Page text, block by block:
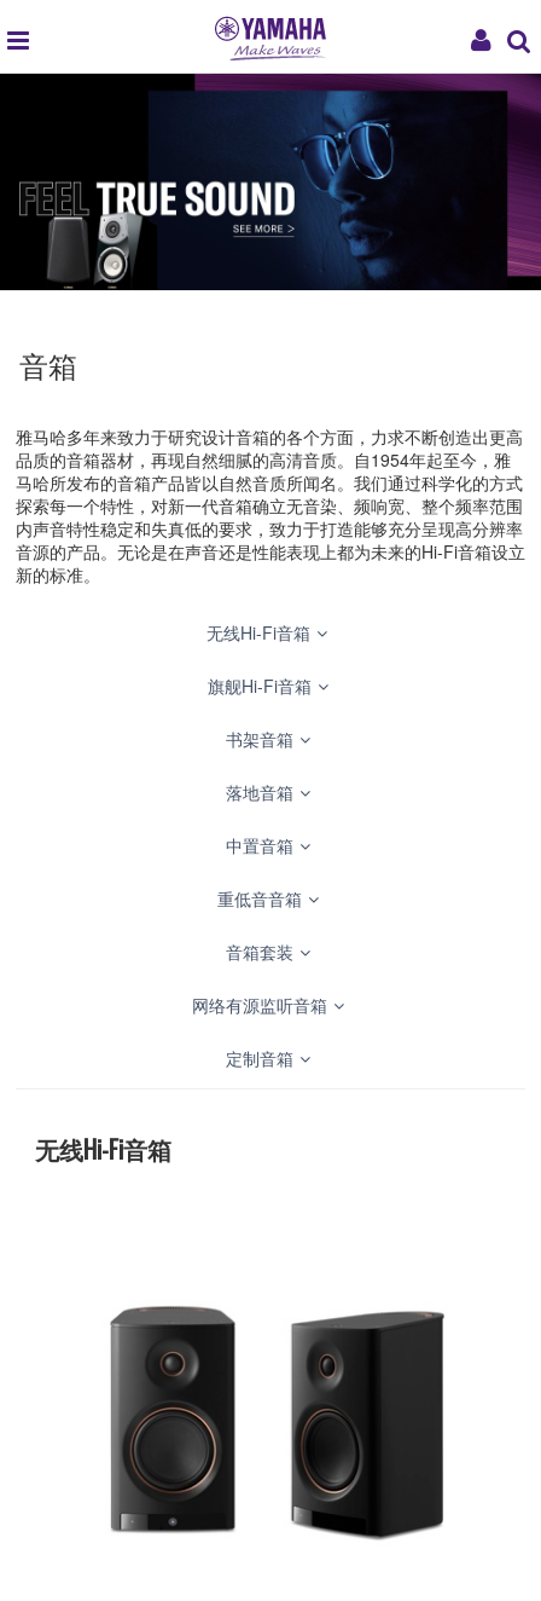
My
global
音箱
雅马哈多年来致力于研究设计音箱的各个方面，力求不断创造出更高
品质的音箱器材，再现自然细腻的高清音质。自1954年起至今，雅
马哈所发布的音箱产品皆以自然音质所闻名。我们通过科学化的方式
探索每一个特性，对新一代音箱确立无音染、频响宽、整个频率范围
内声音特性稳定和失真低的要求，致力于打造能够充分呈现高分辨率
音源的产品。无论是在声音还是性能表现上都为未来的Hi-Fi音箱设立
新的标准。
无线Hi-Fi音箱
旗舰Hi-Fi音箱
书架音箱
落地音箱
中置音箱
重低音音箱
音箱套装
网络有源监听音箱
定制音箱
无线Hi-Fi音箱